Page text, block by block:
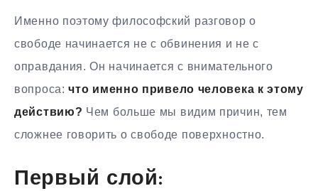
Именно поэтому философский разговор о
свободе начинается не с обвинения и не с
оправдания. Он начинается с внимательного
вопроса:что именно привело человека к этому
действию? Чем больше мы видим причин, тем
сложнее говорить о свободе поверхностно.
Первый слой: